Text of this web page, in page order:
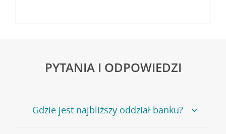
PYTANIA I ODPOWIEDZI
Gdzie jest najbliższy oddział banku?